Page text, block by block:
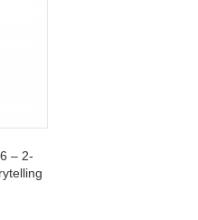
– 2-